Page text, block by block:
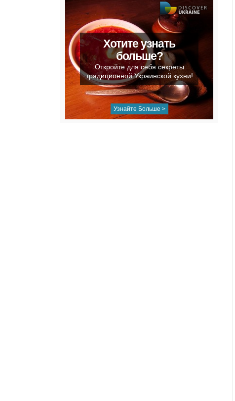
Хотите узнать
больше?
Откройте для себя секреты
традиционной Украинской кухни!
Узнайте Больше >